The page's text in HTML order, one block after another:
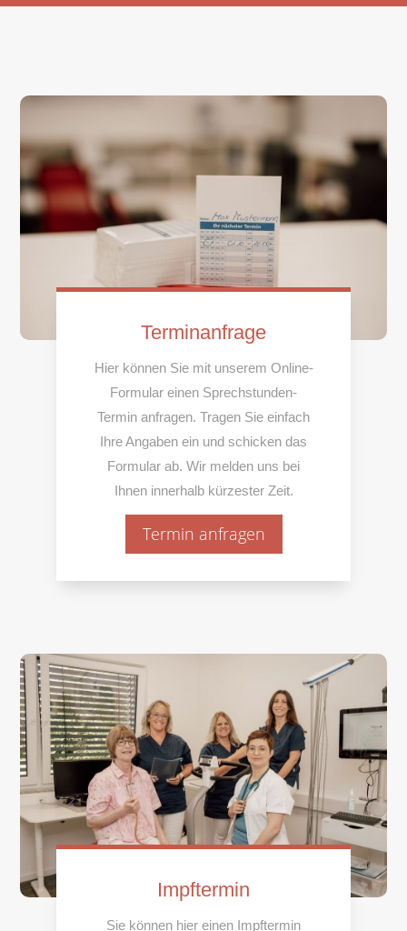
Terminanfrage
Hier können Sie mit unserem Online-
Formular einen Sprechstunden-
Termin anfragen. Tragen Sie einfach
Ihre Angaben ein und schicken das
Formular ab. Wir melden uns bei
Ihnen innerhalb kürzester Zeit.
Termin anfragen
Impftermin
Sie können hier einen Impftermin